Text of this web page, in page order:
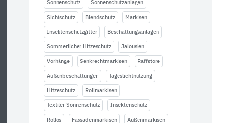
Sonnenschutz Sonnenschutzanlagen
Sichtschutz Blendschutz Markisen
Insektenschutzgitter Beschattungsanlagen
Sommerlicher Hitzeschutz Jalousien
Vorhänge Senkrechtmarkisen Raffstore
Außenbeschattungen Tageslichtnutzung
Hitzeschutz Rollmarkisen
Textiler Sonnenschutz Insektenschutz
Rollos Fassadenmarkisen Außenmarkisen